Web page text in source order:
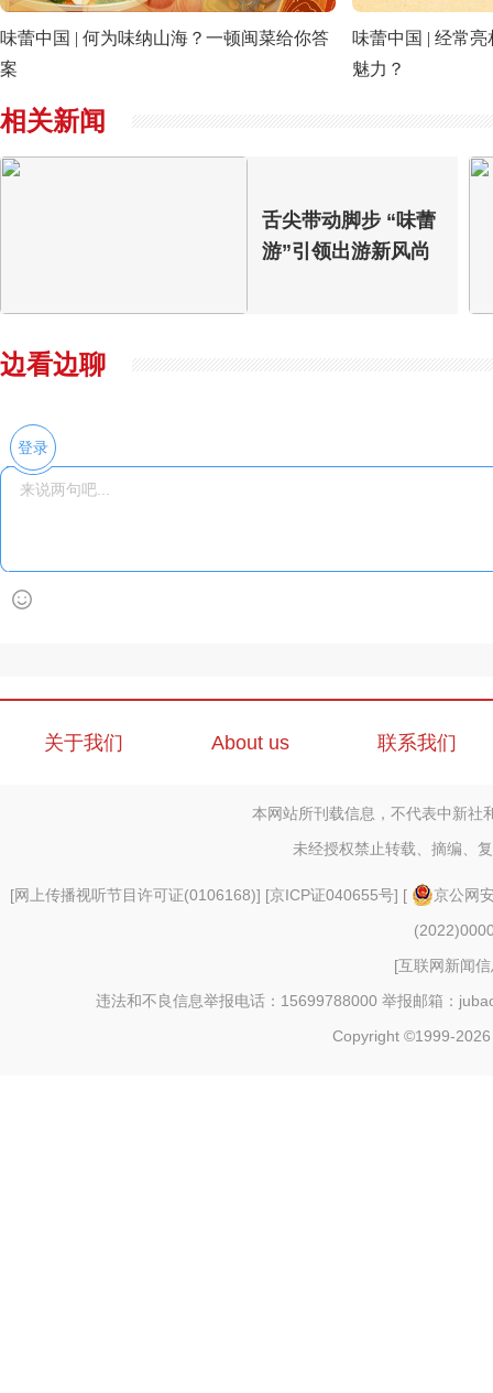
味蕾中国 | 何为味纳山海？一顿闽菜给你答
案
味蕾中国 | 经常
魅力？
相关新闻
舌尖带动脚步 “味蕾
游”引领出游新风尚
边看边聊
登录
关于我们 About us 联系我们
本网站所刊载信息，不代表中新社
未经授权禁止转载、摘编、
[网上传播视听节目许可证(0106168)] [京ICP证040655号] [
京公网
[互联网新闻
违法和不良信息举报电话：15699788000 举报邮箱：
Copyright ©1999-